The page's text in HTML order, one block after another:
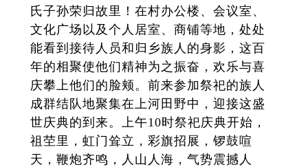
氏子孙荣归故里！在村办公楼、会议室、
文化广场以及个人居室、商铺等地，处处
能看到接待人员和归乡族人的身影，这百
年的相聚使他们精神为之振奋，欢乐与喜
庆攀上他们的脸颊。前来参加祭祀的族人
成群结队地聚集在上河田野中，迎接这盛
世庆典的到来。上午10时祭祀庆典开始，
祖茔里，虹门耸立，彩旗招展，锣鼓喧
天，鞭炮齐鸣，人山人海，气势震撼人